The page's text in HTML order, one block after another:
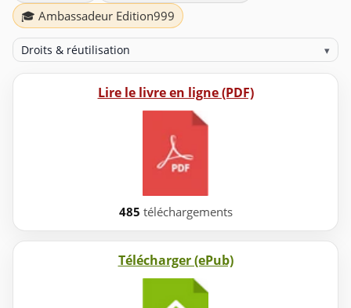
🎓 Ambassadeur Edition999
Droits & réutilisation ▾
Lire le livre en ligne (PDF)
485 téléchargements
Télécharger (ePub)